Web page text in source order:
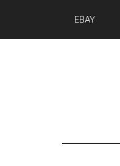
main
primary
EBAY